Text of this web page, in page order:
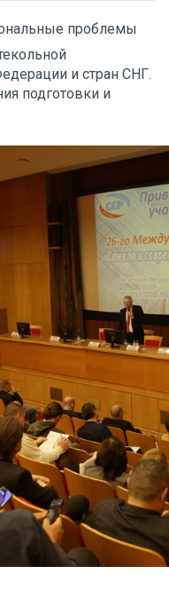
проблемы
и стран СНГ.
подготовки и